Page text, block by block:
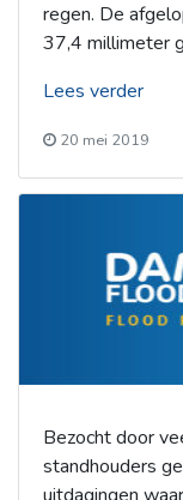
regen. De
37,4 millimeter
Lees verder“Uit
20 mei 2019
Bezocht door
standhouders